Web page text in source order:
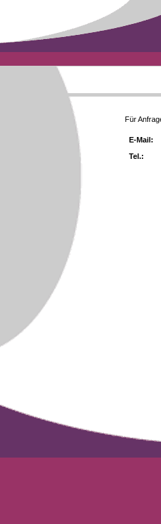
Für
E-Mail:
Tel.: